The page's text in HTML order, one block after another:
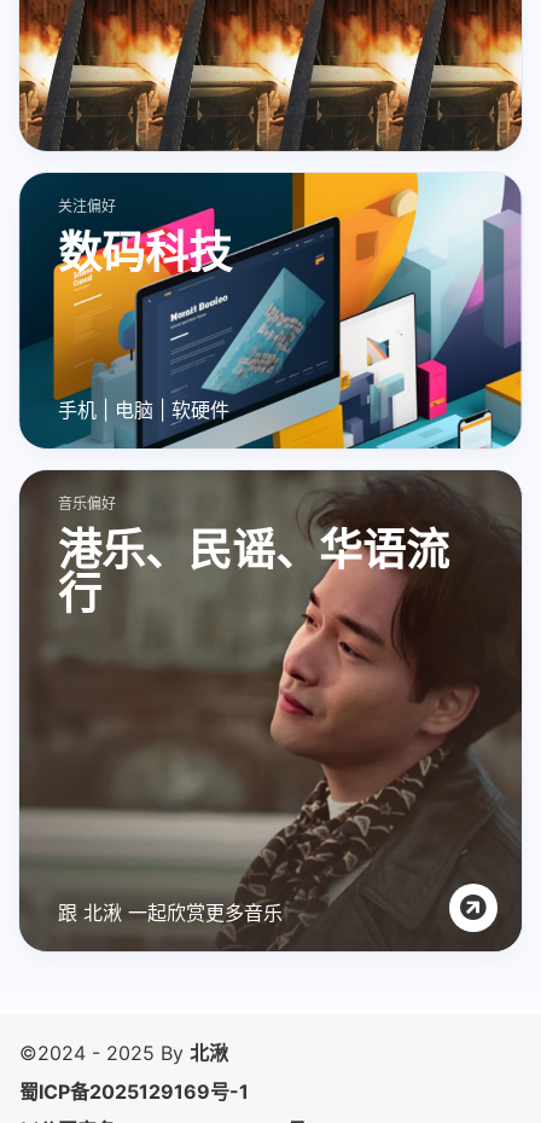
关注偏好
数码科技
手机 | 电脑 | 软硬件
音乐偏好
港乐、民谣、华语流
行
跟 北湫 一起欣赏更多音乐
©2024 - 2025 By 北湫
蜀ICP备2025129169号-1